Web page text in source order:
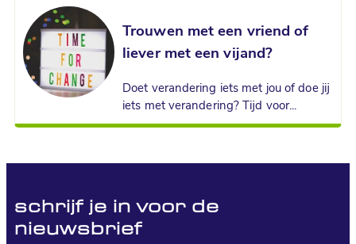
Trouwen met een vriend of
liever met een vijand?
Doet verandering iets met jou of doe jij
iets met verandering? Tijd voor...
schrijf je in voor de
nieuwsbrief